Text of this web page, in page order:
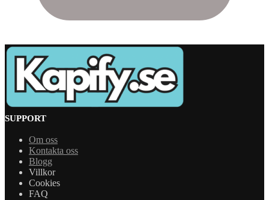
SUPPORT
Om oss
Kontakta oss
Blogg
Villkor
Cookies
FAQ